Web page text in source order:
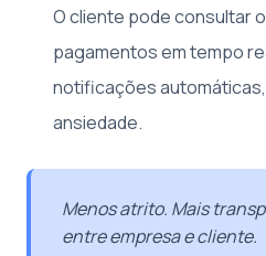
O cliente pode consultar
pagamentos em tempo
notificações
ansiedade.
Menos atrito. Mais
entre empresa e cliente.